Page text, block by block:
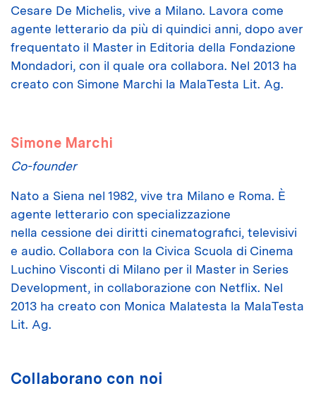
Cesare De Michelis, vive a Milano. Lavora come
agente letterario da più di quindici anni, dopo aver
frequentato il Master in Editoria della Fondazione
Mondadori, con il quale ora collabora. Nel 2013 ha
creato con Simone Marchi la MalaTesta Lit. Ag.
Simone Marchi
Co-founder
Nato a Siena nel 1982, vive tra Milano e Roma. È
agente letterario con specializzazione
nella cessione dei diritti cinematografici, televisivi
e audio. Collabora con la Civica Scuola di Cinema
Luchino Visconti di Milano per il Master in Series
Development, in collaborazione con Netflix. Nel
2013 ha creato con Monica Malatesta la MalaTesta
Lit. Ag.
Collaborano con noi